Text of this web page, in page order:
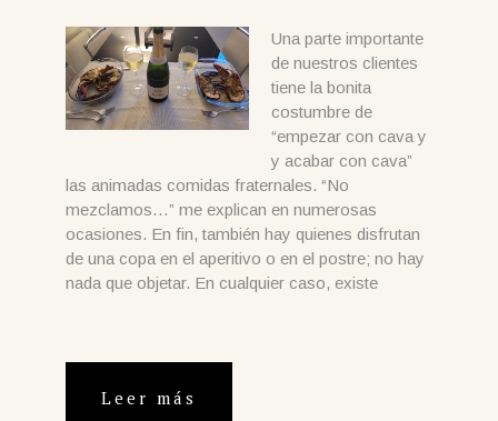
Una parte importante
de nuestros clientes
tiene la bonita
costumbre de
“empezar con cava y
y acabar con cava”
las animadas comidas fraternales. “No
mezclamos…” me explican en numerosas
ocasiones. En fin, también hay quienes disfrutan
de una copa en el aperitivo o en el postre; no hay
nada que objetar. En cualquier caso, existe
Leer más